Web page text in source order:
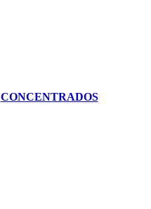
CONCENTRADOS